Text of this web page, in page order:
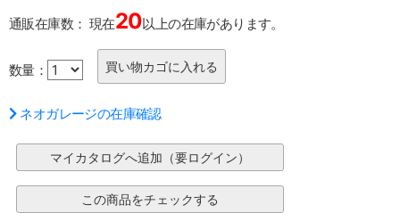
通販在庫数： 現在20以上の在庫があります。
数量：
ネオガレージの在庫確認